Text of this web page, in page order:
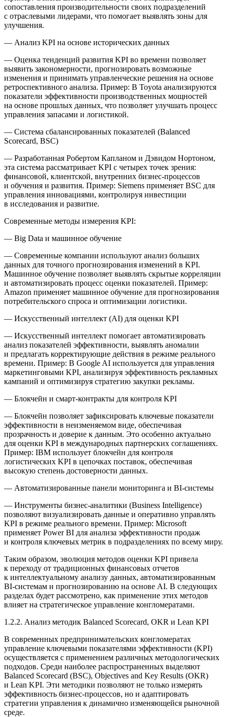
сопоставления производительности своих подразделений
с отраслевыми лидерами, что помогает выявлять зоны для
улучшения.
— Анализ KPI на основе исторических данных
— Оценка тенденций развития KPI во времени позволяет
выявить закономерности, прогнозировать возможные
изменения и принимать управленческие решения на основе
ретроспективного анализа. Пример: В Toyota анализируются
показатели эффективности производственных мощностей
на основе прошлых данных, что позволяет улучшать процесс
управления запасами и логистикой.
— Система сбалансированных показателей (Balanced
Scorecard, BSC)
— Разработанная Робертом Капланом и Дэвидом Нортоном,
эта система рассматривает KPI с четырех точек зрения:
финансовой, клиентской, внутренних бизнес-процессов
и обучения и развития. Пример: Siemens применяет BSC для
управления инновациями, контролируя инвестиции
в исследования и развитие.
Современные методы измерения KPI:
— Big Data и машинное обучение
— Современные компании используют анализ больших
данных для точного прогнозирования изменений в KPI.
Машинное обучение позволяет выявлять скрытые корреляции
и автоматизировать процесс оценки показателей. Пример:
Amazon применяет машинное обучение для прогнозирования
потребительского спроса и оптимизации логистики.
— Искусственный интеллект (AI) для оценки KPI
— Искусственный интеллект помогает автоматизировать
анализ показателей эффективности, выявлять аномалии
и предлагать корректирующие действия в режиме реального
времени. Пример: В Google AI используется для управления
маркетинговыми KPI, анализируя эффективность рекламных
кампаний и оптимизируя стратегию закупки рекламы.
— Блокчейн и смарт-контракты для контроля KPI
— Блокчейн позволяет зафиксировать ключевые показатели
эффективности в неизменяемом виде, обеспечивая
прозрачность и доверие к данным. Это особенно актуально
для оценки KPI в международных партнерских соглашениях.
Пример: IBM использует блокчейн для контроля
логистических KPI в цепочках поставок, обеспечивая
высокую степень достоверности данных.
— Автоматизированные панели мониторинга и BI-системы
— Инструменты бизнес-аналитики (Business Intelligence)
позволяют визуализировать данные и оперативно управлять
KPI в режиме реального времени. Пример: Microsoft
применяет Power BI для анализа эффективности продаж
и контроля ключевых метрик в подразделениях по всему миру.
Таким образом, эволюция методов оценки KPI привела
к переходу от традиционных финансовых отчетов
к интеллектуальному анализу данных, автоматизированным
BI-системам и прогнозированию на основе AI. В следующих
разделах будет рассмотрено, как применение этих методов
влияет на стратегическое управление конгломератами.
1.2.2. Анализ методик Balanced Scorecard, OKR и Lean KPI
В современных предпринимательских конгломератах
управление ключевыми показателями эффективности (KPI)
осуществляется с применением различных методологических
подходов. Среди наиболее распространенных выделяют
Balanced Scorecard (BSC), Objectives and Key Results (OKR)
и Lean KPI. Эти методики позволяют не только измерять
эффективность бизнес-процессов, но и адаптировать
стратегии управления к динамично изменяющейся рыночной
среде.